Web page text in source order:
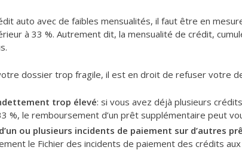
auto avec de faibles mensualités, il faut être en
à 33 %. Autrement dit, la mensualité de crédit,
dossier trop fragile, il est en droit de refuser votre
trop élevé: si vous avez déjà plusieurs
%, le remboursement d’un prêt supplémentaire peut
ou plusieurs incidents de paiement sur d’autres
le Fichier des incidents de paiement des crédits